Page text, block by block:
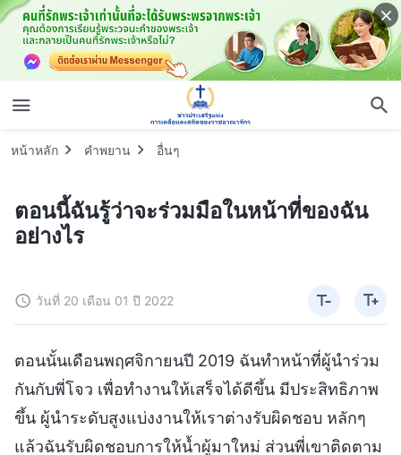
หน้าหลัก คำพยาน อื่นๆ
ตอนนี้ฉันรู้ว่าจะร่วมมือในหน้าที่ของฉัน
อย่างไร
วันที่ 20 เดือน 01 ปี 2022
ตอนนั้นเดือนพฤศจิกายนปี 2019 ฉันทำหน้าที่ผู้นำร่วม
กันกับพี่โจว เพื่อทำงานให้เสร็จได้ดีขึ้น มีประสิทธิภาพ
ขึ้น ผู้นำระดับสูงแบ่งงานให้เราต่างรับผิดชอบ หลักๆ
แล้วฉันรับผิดชอบการให้น้ำผู้มาใหม่ ส่วนพี่เขาติดตาม